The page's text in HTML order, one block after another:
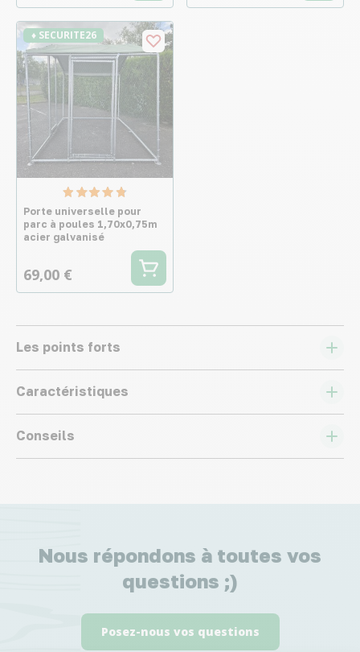
♦ SECURITE26
Porte universelle pour
parc à poules 1,70x0,75m
acier galvanisé
69,00 €
Les points forts
Caractéristiques
Conseils
Nous répondons à toutes vos
questions ;)
Posez-nous vos questions